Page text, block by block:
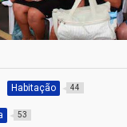
Habitação 44
53